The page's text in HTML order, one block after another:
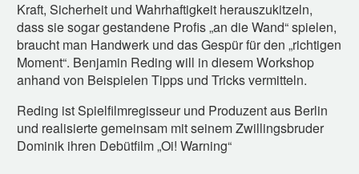
Kraft, Sicherheit und Wahrhaftigkeit herauszukitzeln,
dass sie sogar gestandene Profis „an die Wand“ spielen,
braucht man Handwerk und das Gespür für den „richtigen
Moment“. Benjamin Reding will in diesem Workshop
anhand von Beispielen Tipps und Tricks vermitteln.
Reding ist Spielfilmregisseur und Produzent aus Berlin
und realisierte gemeinsam mit seinem Zwillingsbruder
Dominik ihren Debütfilm „Oi! Warning“